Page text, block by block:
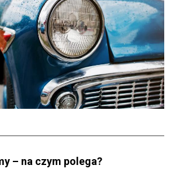
– na czym polega?